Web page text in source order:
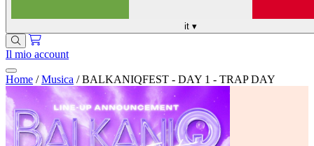
it ▾
Il mio account
Home / Musica / BALKANIQFEST - DAY 1 - TRAP DAY